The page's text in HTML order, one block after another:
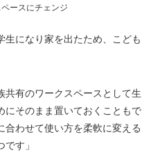
ースにチェンジ
生になり家を出たため、こども
共有のワークスペースとして生
にそのまま置いておくこともで
合わせて使い方を柔軟に変える
す」